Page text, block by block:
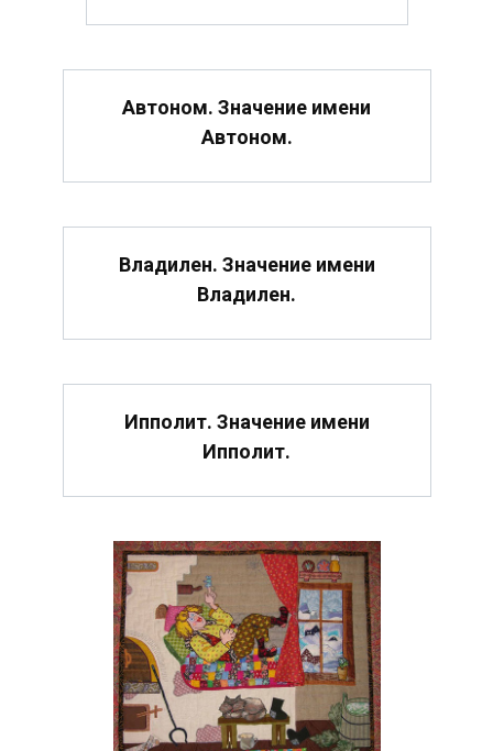
Автоном. Значение имени
Автоном.
Владилен. Значение имени
Владилен.
Ипполит. Значение имени
Ипполит.